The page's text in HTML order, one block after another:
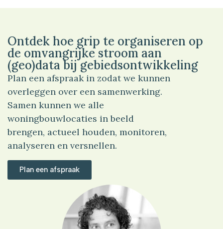
Ontdek hoe grip te organiseren op
de omvangrijke stroom aan
(geo)data bij gebiedsontwikkeling
Plan een afspraak in zodat we kunnen
overleggen over een samenwerking.
Samen kunnen we alle
woningbouwlocaties in beeld
brengen, actueel houden, monitoren,
analyseren en versnellen.
Plan een afspraak